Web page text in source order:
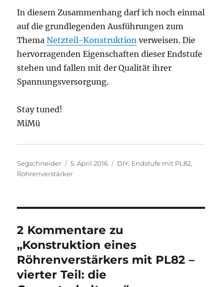
In diesem Zusammenhang darf ich noch einmal
auf die grundlegenden Ausführungen zum
ThemaNetzteil-Konstruktion verweisen. Die
hervorragenden Eigenschaften dieser Endstufe
stehen und fallen mit der Qualität ihrer
Spannungsversorgung.
Stay tuned!
MiMü
Autor
Segschneider
Veröffentlicht
am
5. April 2016 Kategorien
DIY, Endstufe mit PL82,
Röhrenverstärker
2 Kommentare zu
„Konstruktion eines
Röhrenverstärkers mit PL82 –
vierter Teil: die